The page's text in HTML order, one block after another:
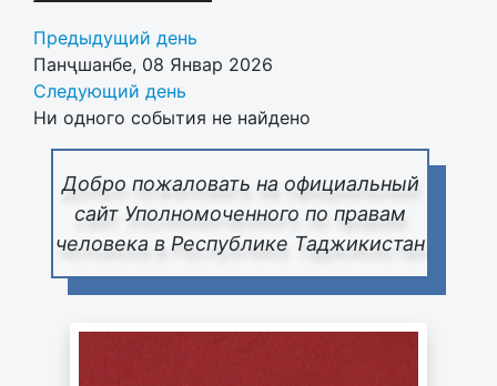
Добро пожаловать на официальный
сайт Уполномоченного по правам
человека в Республике Таджикистан
Предыдущий день
Панҷшанбе, 08 Январ 2026
Следующий день
Ни одного события не найдено